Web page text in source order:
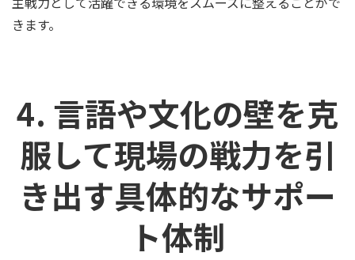
きます。
4. 言語や文化の壁を克
服して現場の戦力を引
き出す具体的なサポー
ト体制